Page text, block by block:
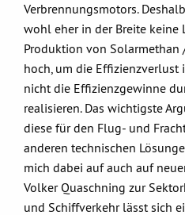
Verbrennungsmotors.
wohl eher in der Breite keine
Produktion von Solarmethan
hoch, um die Effizienzverlust
nicht die Effizienzgewinne
realisieren. Das wichtigste
diese für den Flug- und
anderen technischen
mich dabei auf auch auf
Volker Quaschning zur
und Schiffverkehr lässt sich